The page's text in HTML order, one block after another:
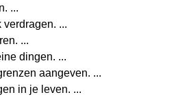
...
verdragen. ...
...
dingen. ...
aangeven. ...
in je leven. ...